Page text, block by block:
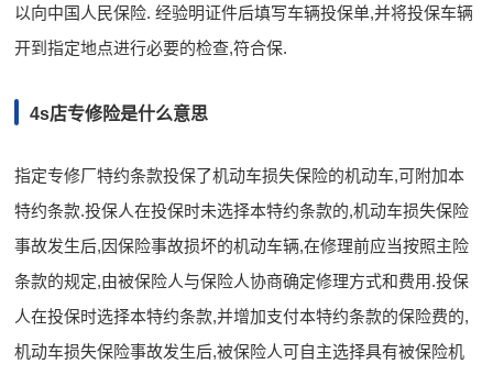
以向中国人民保险. 经验明证件后填写车辆投保单,并将投保车辆
开到指定地点进行必要的检查,符合保.
4s店专修险是什么意思
指定专修厂特约条款投保了机动车损失保险的机动车,可附加本
特约条款.投保人在投保时未选择本特约条款的,机动车损失保险
事故发生后,因保险事故损坏的机动车辆,在修理前应当按照主险
条款的规定,由被保险人与保险人协商确定修理方式和费用.投保
人在投保时选择本特约条款,并增加支付本特约条款的保险费的,
机动车损失保险事故发生后,被保险人可自主选择具有被保险机